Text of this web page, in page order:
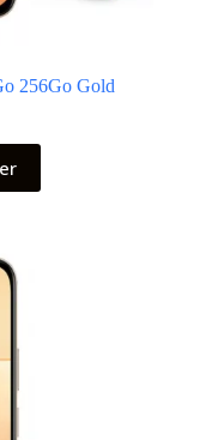
256Go Gold